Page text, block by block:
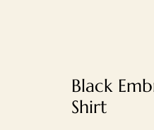
Black
Shirt